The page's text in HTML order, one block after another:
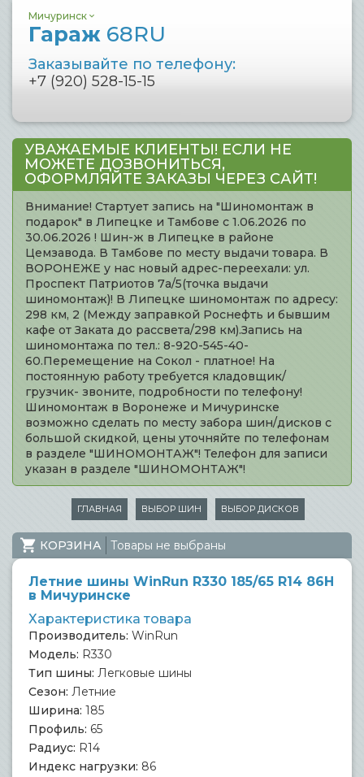
Мичуринск
Гараж 68RU
Заказывайте по телефону:
+7 (920) 528-15-15
УВАЖАЕМЫЕ КЛИЕНТЫ! ЕСЛИ НЕ
МОЖЕТЕ ДОЗВОНИТЬСЯ,
ОФОРМЛЯЙТЕ ЗАКАЗЫ ЧЕРЕЗ САЙТ!
Внимание! Стартует запись на "Шиномонтаж в
подарок" в Липецке и Тамбове с 1.06.2026 по
30.06.2026 ! Шин-ж в Липецке в районе
Цемзавода. В Тамбове по месту выдачи товара. В
ВОРОНЕЖЕ у нас новый адрес-переехали: ул.
Проспект Патриотов 7а/5(точка выдачи
шиномонтаж)! В Липецке шиномонтаж по адресу:
298 км, 2 (Между заправкой Роснефть и бывшим
кафе от Заката до рассвета/298 км).Запись на
шиномонтажа по тел.: 8-920-545-40-
60.Перемещение на Сокол - платное! На
постоянную работу требуется кладовщик/
грузчик- звоните, подробности по телефону!
Шиномонтаж в Воронеже и Мичуринске
возможно сделать по месту забора шин/дисков с
большой скидкой, цены уточняйте по телефонам
в разделе "ШИНОМОНТАЖ"! Телефон для записи
указан в разделе "ШИНОМОНТАЖ"!
ГЛАВНАЯ ВЫБОР ШИН ВЫБОР ДИСКОВ
КОРЗИНА Товары не выбраны
Летние шины WinRun R330 185/65 R14 86H
в Мичуринске
Характеристика товара
Производитель: WinRun
Модель: R330
Тип шины: Легковые шины
Сезон: Летние
Ширина: 185
Профиль: 65
Радиус: R14
Индекс нагрузки: 86